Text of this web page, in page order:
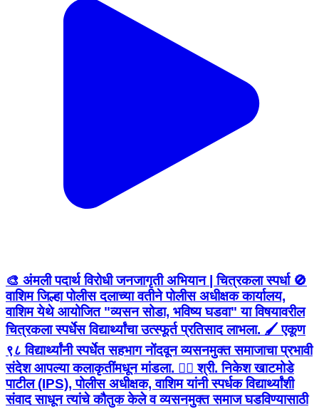
🎨 अंमली पदार्थ विरोधी जनजागृती अभियान | चित्रकला स्पर्धा 🚫
वाशिम जिल्हा पोलीस दलाच्या वतीने पोलीस अधीक्षक कार्यालय,
वाशिम येथे आयोजित "व्यसन सोडा, भविष्य घडवा" या विषयावरील
चित्रकला स्पर्धेस विद्यार्थ्यांचा उत्स्फूर्त प्रतिसाद लाभला. 🖌️ एकूण
९८ विद्यार्थ्यांनी स्पर्धेत सहभाग नोंदवून व्यसनमुक्त समाजाचा प्रभावी
संदेश आपल्या कलाकृतींमधून मांडला. 👮‍♂️ श्री. निकेश खाटमोडे
पाटील (IPS), पोलीस अधीक्षक, वाशिम यांनी स्पर्धक विद्यार्थ्यांशी
संवाद साधून त्यांचे कौतुक केले व व्यसनमुक्त समाज घडविण्यासाठी